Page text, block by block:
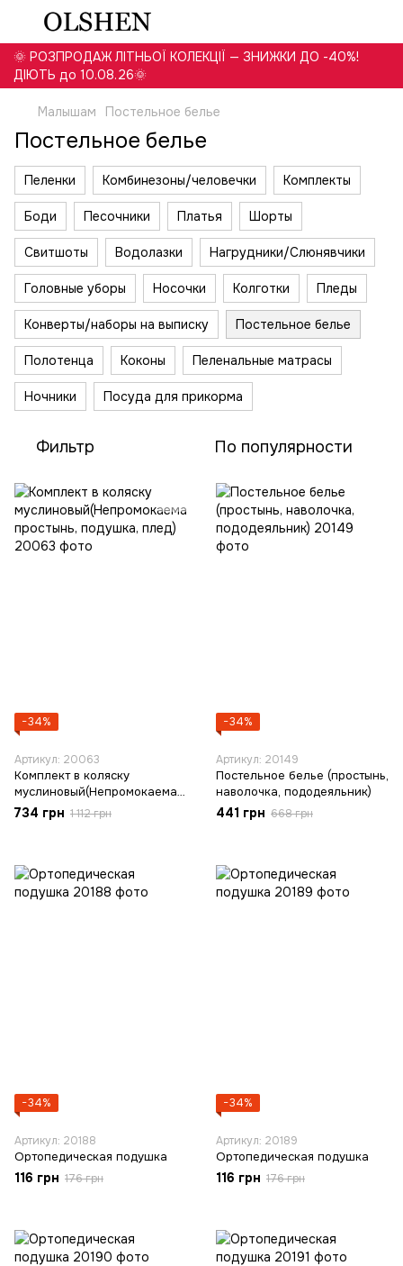
🌞 РОЗПРОДАЖ ЛІТНЬОЇ КОЛЕКЦІЇ — ЗНИЖКИ ДО -40%!
ДІЮТЬ до 10.08.26🌞
Малышам Постельное белье
Постельное белье
Пеленки Комбинезоны/человечки Комплекты
Боди Песочники Платья Шорты
Свитшоты Водолазки Нагрудники/Слюнявчики
Головные уборы Носочки Колготки Пледы
Конверты/наборы на выписку Постельное белье
Полотенца Коконы Пеленальные матрасы
Ночники Посуда для прикорма
Фильтр По популярности
−34%
Артикул: 20063
Комплект в коляску
муслиновый(Непромокаемая
простынь, подушка, плед)
734 грн 1 112 грн
−34%
Артикул: 20149
Постельное белье (простынь,
наволочка, пододеяльник)
441 грн 668 грн
−34%
Артикул: 20188
Ортопедическая подушка
116 грн 176 грн
−34%
Артикул: 20189
Ортопедическая подушка
116 грн 176 грн